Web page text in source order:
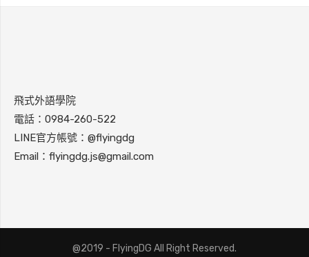
飛式外語學院
電話： 0984-260-522
LINE官方帳號： @flyingdg
Email： flyingdg.js@gmail.com
@2019 - FlyingDG All Right Reserved.